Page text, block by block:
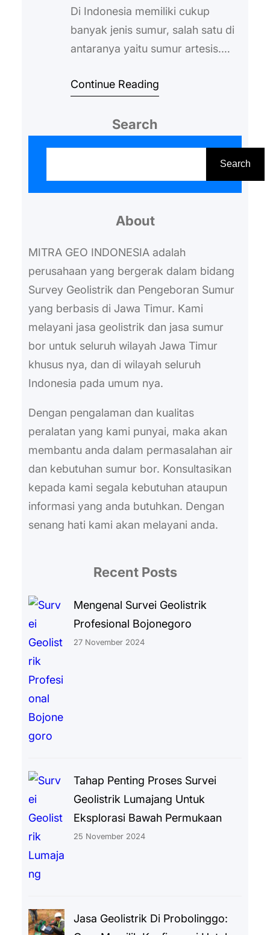
Di Indonesia memiliki cukup
banyak jenis sumur, salah satu di
antaranya yaitu sumur artesis.
yang mengetahui tentang sumur
sumur modern yang saat proses
artesis Jawa Timur memerlukan
alat yang canggih. Biasanya,
komplek untuk dijadikan sumber
Continue Reading
Search
Search
About
MITRA GEO INDONESIA adalah
perusahaan yang bergerak dalam bidang
Survey Geolistrik dan Pengeboran Sumur
yang berbasis di Jawa Timur. Kami
melayani jasa geolistrik dan jasa sumur
bor untuk seluruh wilayah Jawa Timur
khusus nya, dan di wilayah seluruh
Indonesia pada umum nya.
Dengan pengalaman dan kualitas
peralatan yang kami punyai, maka akan
membantu anda dalam permasalahan air
dan kebutuhan sumur bor. Konsultasikan
kepada kami segala kebutuhan ataupun
informasi yang anda butuhkan. Dengan
senang hati kami akan melayani anda.
Recent Posts
Mengenal Survei Geolistrik
Profesional Bojonegoro
27 November 2024
Tahap Penting Proses Survei
Geolistrik Lumajang Untuk
Eksplorasi Bawah Permukaan
25 November 2024
Jasa Geolistrik Di Probolinggo: